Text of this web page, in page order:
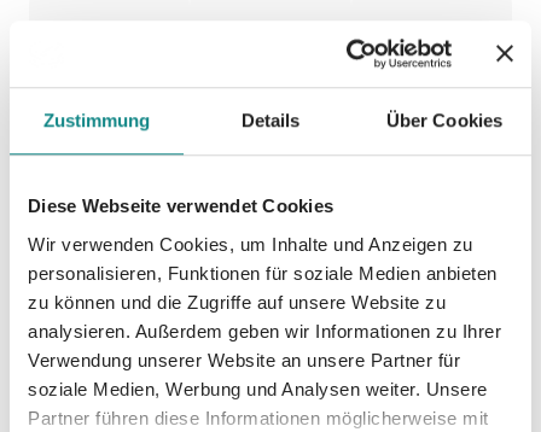
Zustimmung Details Über Cookies
Diese Webseite verwendet Cookies
Wir verwenden Cookies, um Inhalte und Anzeigen zu
personalisieren, Funktionen für soziale Medien anbieten
zu können und die Zugriffe auf unsere Website zu
analysieren. Außerdem geben wir Informationen zu Ihrer
Verwendung unserer Website an unsere Partner für
soziale Medien, Werbung und Analysen weiter. Unsere
Partner führen diese Informationen möglicherweise mit
Weltenb
ruch -
Zweifelh
afte
In die
Wellen!